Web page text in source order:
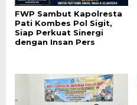
FWP Sambut Kapolresta
Pati Kombes Pol Sigit,
Siap Perkuat Sinergi
dengan Insan Pers